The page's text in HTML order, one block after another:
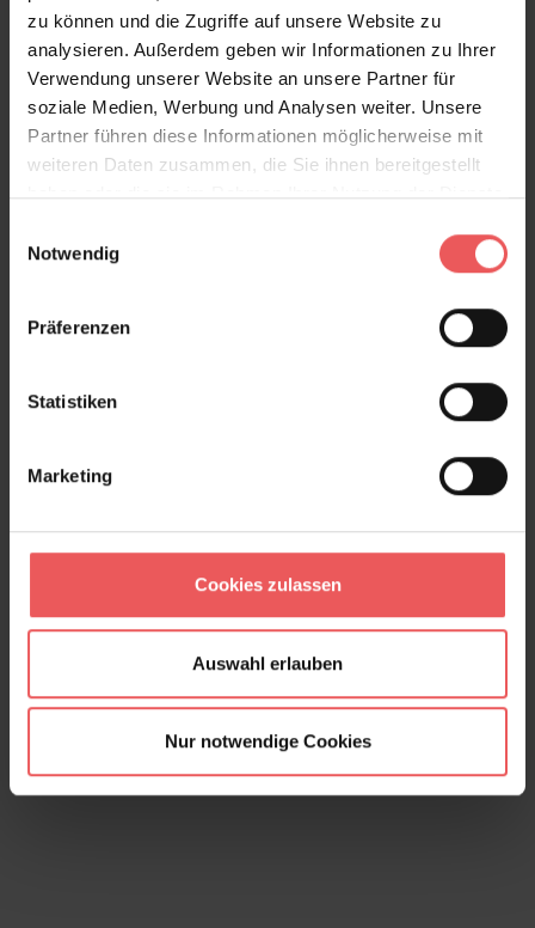
zu können und die Zugriffe auf unsere Website zu
analysieren. Außerdem geben wir Informationen zu Ihrer
Verwendung unserer Website an unsere Partner für
soziale Medien, Werbung und Analysen weiter. Unsere
Partner führen diese Informationen möglicherweise mit
weiteren Daten zusammen, die Sie ihnen bereitgestellt
haben oder die sie im Rahmen Ihrer Nutzung der Dienste
Notwendig
Präferenzen
Statistiken
Marketing
Cookies zulassen
Auswahl erlauben
Nur notwendige Cookies